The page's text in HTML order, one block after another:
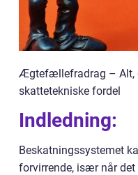
Ægtefællefradrag – Alt,
skattetekniske fordel
Indledning:
Beskatningssystemet
forvirrende, især når